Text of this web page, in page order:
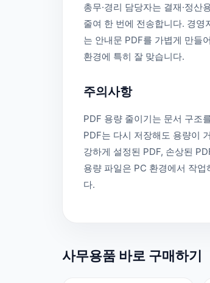
총무·경리 담당자는 결재·정
줄여 한 번에 전송합니다. 경영
는 안내문 PDF를 가볍게 만들
환경에 특히 잘 맞습니다.
주의사항
PDF 용량 줄이기는 문서 구조
PDF는 다시 저장해도 용량이
강하게 설정된 PDF, 손상된
용량 파일은 PC 환경에서 작
다.
사무용품 바로 구매하기